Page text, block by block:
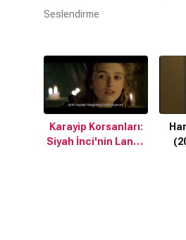
Seslendirme
Karayip Korsanları:
Siyah İnci'nin Laneti